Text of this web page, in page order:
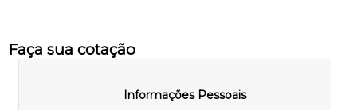
Faça sua cotação
Informações Pessoais